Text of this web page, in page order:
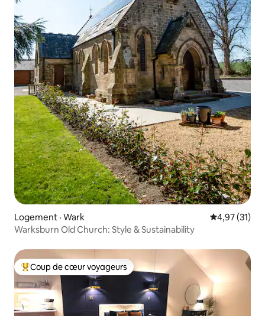
Logement · Wark Note
4,97 (31)
Warksburn Old Church: Style & Sustainability
Coup de cœur voyageurs parmi les plus aimés
Coup de cœur voyageurs